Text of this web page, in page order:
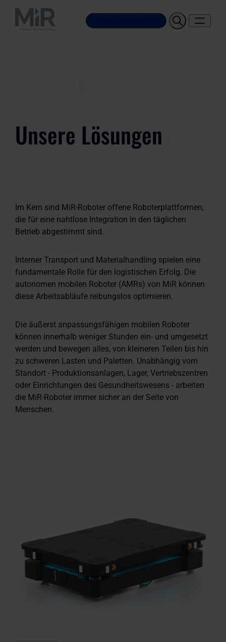
Vertrieb kontaktieren
Unsere Lösungen
Im Kern sind MiR-Roboter offene Roboterplattformen,
die für eine nahtlose Integration in den täglichen
Betrieb abgestimmt sind.
Interner Transport und Materialhandling spielen eine
fundamentale Rolle für den logistischen Erfolg. Die
autonomen mobilen Roboter (AMRs) von MiR können
diese Arbeitsabläufe reibungslos optimieren.
Die äußerst anpassungsfähigen mobilen Roboter
können innerhalb weniger Stunden ein- und umgesetzt
werden und bewegen alles, von kleineren Teilen bis hin
zu schweren Lasten und Paletten. Unabhängig vom
Standort - Produktionsanlagen, Lager, Vertriebszentren
oder Einrichtungen des Gesundheitswesens - arbeiten
die MiR-Roboter immer sicher an der Seite von
Menschen.